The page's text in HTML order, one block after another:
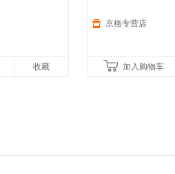
收藏
京格专营店
加入购物车